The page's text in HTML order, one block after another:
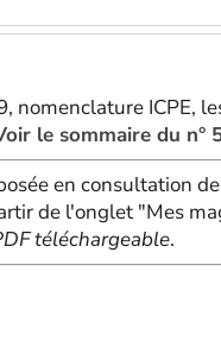
nomenclature ICPE,
le sommaire du n°
en consultation
de l'onglet "Mes
téléchargeable.